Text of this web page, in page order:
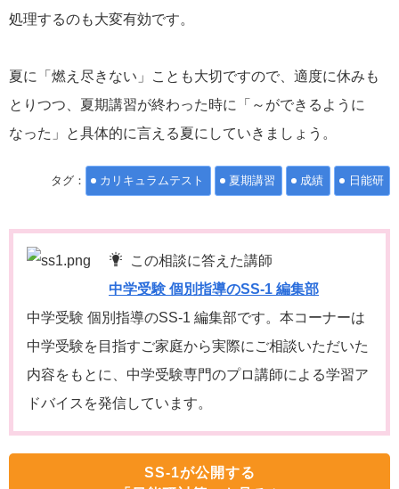
処理するのも大変有効です。
夏に「燃え尽きない」ことも大切ですので、適度に休みも
とりつつ、夏期講習が終わった時に「～ができるように
なった」と具体的に言える夏にしていきましょう。
タグ： カリキュラムテスト 夏期講習 成績 日能研
この相談に答えた講師
中学受験 個別指導のSS-1 編集部
中学受験 個別指導のSS-1 編集部です。本コーナーは
中学受験を目指すご家庭から実際にご相談いただいた
内容をもとに、中学受験専門のプロ講師による学習ア
ドバイスを発信しています。
SS-1が公開する